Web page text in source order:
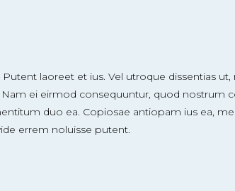
laoreet et ius. Vel utroque dissentias ut,
ei eirmod consequuntur, quod nostrum
duo ea. Copiosae antiopam ius ea,
errem noluisse putent.